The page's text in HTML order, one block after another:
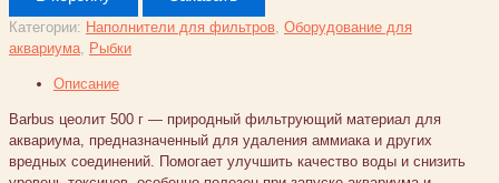
цеолит
500
гр
Категории: Наполнители для фильтров Оборудование для
аквариума Рыбки
Описание
Barbus цеолит 500 г — природный фильтрующий материал для
аквариума, предназначенный для удаления аммиака и других
вредных соединений. Помогает улучшить качество воды и снизить